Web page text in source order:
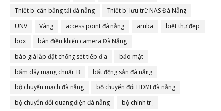
Thiết bị cân bằng tải đà nẵng
Thiết bị lưu trữ NAS Đà Nẵng
UNV
Vàng access point đà nẵng aruba
biệt thự đẹp
box
bàn điều khiển camera Đà Nẵng
báo giá lắp đặt chống sét tiếp địa
bảo mật
bấm dây mạng chuẩn B
bất động sản đà nẵng
bộ chuyển mạch đà nẵng
bộ chuyển đổi HDMI đà nẵng
bộ chuyển đổi quang điện đà nẵng
bộ chính trị